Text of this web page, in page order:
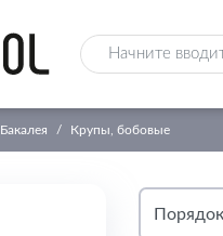
Бакалея Крупы, бобовые